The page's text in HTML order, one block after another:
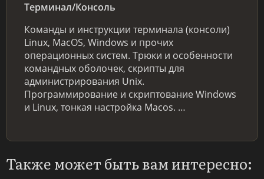
Терминал/Консоль
Команды и инструкции терминала (консоли)
Linux, MacOS, Windows и прочих
операционных систем. Трюки и особенности
командных оболочек, скрипты для
администрирования Unix.
Программирование и скриптование Windows
и Linux, тонкая настройка Macos. …
Также может быть вам интересно: